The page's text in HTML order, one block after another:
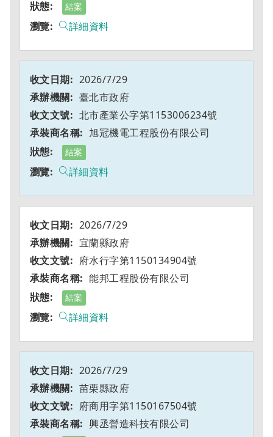
結案
詳細資料
2026/7/29
臺北市政府
北市產業公字第1153006234號
旭冠機電工程股份有限公司
結案
詳細資料
2026/7/29
宜蘭縣政府
府水行字第1150134904號
能邦工程股份有限公司
結案
詳細資料
2026/7/29
苗栗縣政府
府商用字第1150167504號
興丞營造科技有限公司